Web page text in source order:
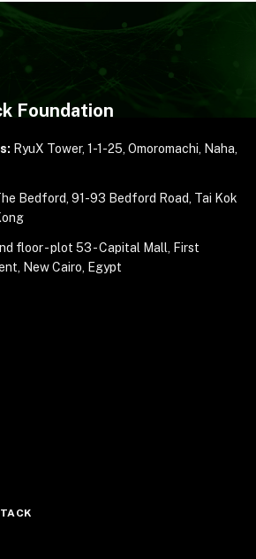
Foundation
RyuX Tower, 1-1-25, Omoromachi, Naha,
Bedford, 91-93 Bedford Road, Tai Kok
floor - plot 53 - Capital Mall,
First
New Cairo, Egypt